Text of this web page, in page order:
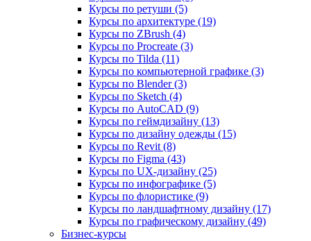
Курсы по ретуши (5)
Курсы по архитектуре (19)
Курсы по ZBrush (4)
Курсы по Procreate (3)
Курсы по Tilda (11)
Курсы по компьютерной графике (3)
Курсы по Blender (3)
Курсы по Sketch (4)
Курсы по AutoCAD (9)
Курсы по геймдизайну (13)
Курсы по дизайну одежды (15)
Курсы по Revit (8)
Курсы по Figma (43)
Курсы по UX‑дизайну (25)
Курсы по инфографике (5)
Курсы по флористике (9)
Курсы по ландшафтному дизайну (17)
Курсы по графическому дизайну (49)
Бизнес-курсы